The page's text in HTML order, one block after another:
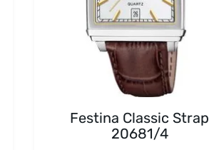
Festina Classic Strap
20681/4